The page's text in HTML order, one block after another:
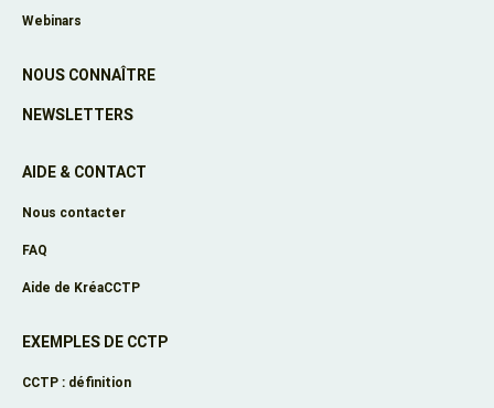
Webinars
NOUS CONNAÎTRE
NEWSLETTERS
AIDE & CONTACT
Nous contacter
FAQ
Aide de KréaCCTP
EXEMPLES DE CCTP
CCTP : définition